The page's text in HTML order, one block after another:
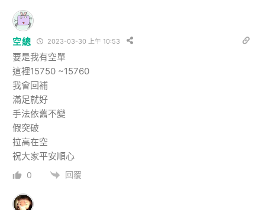
空總 2023-03-30 上午 10:53
要是我有空單
這裡15750 ~15760
我會回補
滿足就好
手法依舊不變
假突破
拉高在空
祝大家平安順心
0 回覆